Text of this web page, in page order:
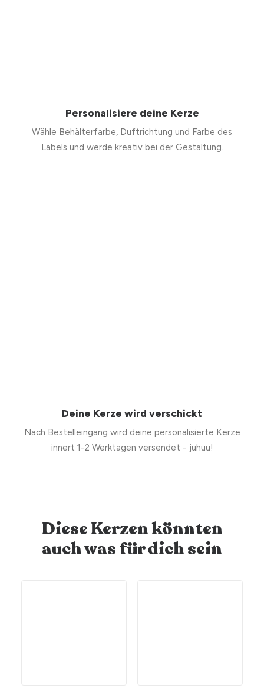
Personalisiere deine Kerze
Wähle Behälterfarbe, Duftrichtung und Farbe des
Labels und werde kreativ bei der Gestaltung.
Deine Kerze wird verschickt
Nach Bestelleingang wird deine personalisierte Kerze
innert 1-2 Werktagen versendet - juhuu!
Diese Kerzen könnten
auch was für dich sein